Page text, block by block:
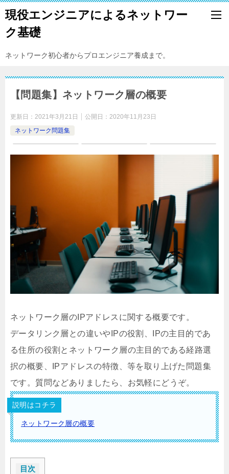
現役エンジニアによるネットワー
ク基礎
ネットワーク初心者からプロエンジニア養成まで。
【問題集】ネットワーク層の概要
更新日： 2021年3月21日 公開日： 2020年11月23日
ネットワーク問題集
ネットワーク層のIPアドレスに関する概要です。
データリンク層との違いやIPの役割、IPの主目的であ
る住所の役割とネットワーク層の主目的である経路選
択の概要、IPアドレスの特徴、等を取り上げた問題集
です。質問などありましたら、お気軽にどうぞ。
説明はコチラ
ネットワーク層の概要
目次